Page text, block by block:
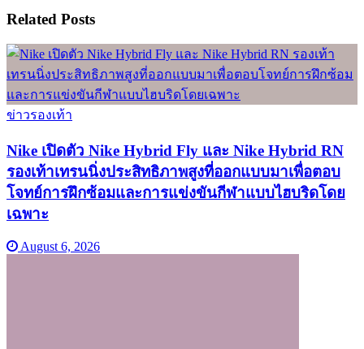
Related Posts
ข่าวรองเท้า
Nike เปิดตัว Nike Hybrid Fly และ Nike Hybrid RN
รองเท้าเทรนนิ่งประสิทธิภาพสูงที่ออกแบบมาเพื่อตอบ
โจทย์การฝึกซ้อมและการแข่งขันกีฬาแบบไฮบริดโดย
เฉพาะ
August 6, 2026